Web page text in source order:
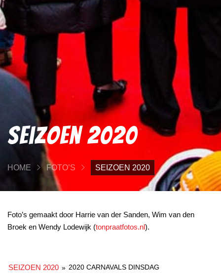
Seizoen 2020
HOME FOTO’S SEIZOEN 2020
Foto’s gemaakt door Harrie van der Sanden, Wim van den
Broek en Wendy Lodewijk (tonpraatfotos.nl).
SEIZOEN 2020 » 2020 CARNAVALS DINSDAG